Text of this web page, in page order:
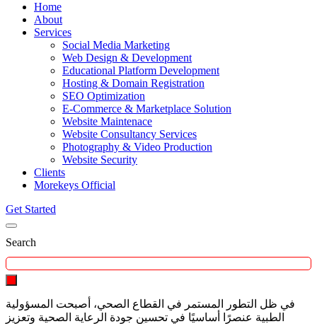
Home
About
Services
Social Media Marketing
Web Design & Development
Educational Platform Development
Hosting & Domain Registration
SEO Optimization
E-Commerce & Marketplace Solution
Website Maintenace
Website Consultancy Services
Photography & Video Production
Website Security
Clients
Morekeys Official
Get Started
Search
في ظل التطور المستمر في القطاع الصحي، أصبحت المسؤولية
الطبية عنصرًا أساسيًا في تحسين جودة الرعاية الصحية وتعزيز